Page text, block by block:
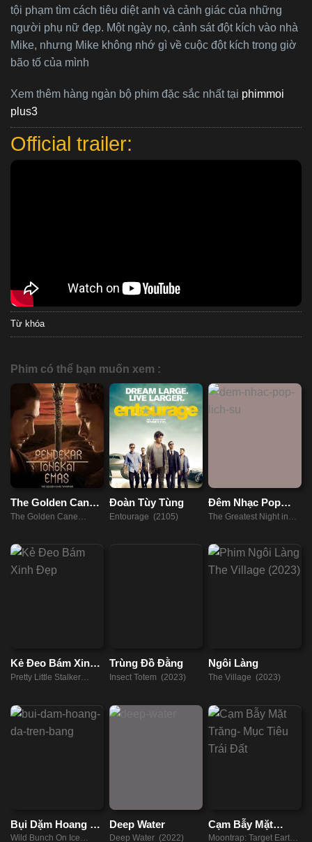
tội phạm tìm cách tiêu diệt anh và cảnh giác của những
người phụ nữ đẹp. Một ngày nọ, cảnh sát đột kích vào nhà
Mike, nhưng Mike không nhớ gì về cuộc đột kích trong giờ
bão tố của mình
Xem thêm hàng ngàn bộ phim đặc sắc nhất tại phimmoi
plus3
Official trailer:
Từ khóa
Phim có thể bạn muốn xem :
The Golden Cane
Warrior
The Golden Cane
Đoàn Tùy Tùng
Entourage (2105)
Đêm Nhạc Pop
Lịch Sử
The Greatest Night in
Kẻ Đeo Bám Xinh
Đẹp
Pretty Little Stalker
Trùng Đồ Đằng
Insect Totem (2023)
Ngôi Làng
The Village (2023)
Bụi Dặm Hoang Dã
Trên Băng
Wild Bunch On Ice
Deep Water
Deep Water (2022)
Cạm Bẫy Mặt
Trăng- Mục Tiêu
Moontrap: Target Earth